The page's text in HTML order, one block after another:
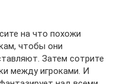
на что похожи
чтобы они
Затем сотрите
между игроками. И